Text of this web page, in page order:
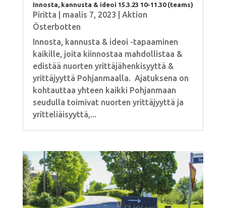
Innosta, kannusta & ideoi 15.3.23 10-11.30 (teams)
Piritta maalis 7, 2023
Aktion
Österbotten
Innosta, kannusta & ideoi -tapaaminen
kaikille, joita kiinnostaa mahdollistaa &
edistää nuorten yrittäjähenkisyyttä &
yrittäjyyttä Pohjanmaalla. Ajatuksena on
kohtauttaa yhteen kaikki Pohjanmaan
seudulla toimivat nuorten yrittäjyyttä ja
yritteliäisyyttä,...